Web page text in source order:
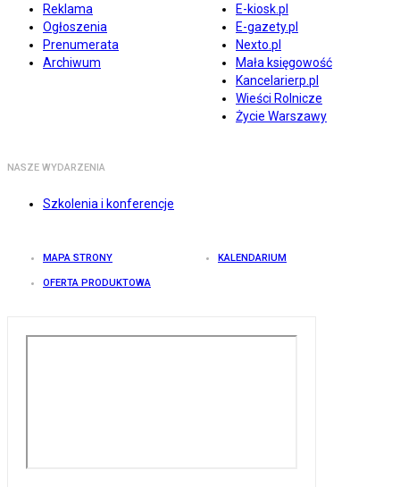
Reklama
Ogłoszenia
Prenumerata
Archiwum
E-kiosk.pl
E-gazety.pl
Nexto.pl
Mała księgowość
Kancelarierp.pl
Wieści Rolnicze
Życie Warszawy
NASZE WYDARZENIA
Szkolenia i konferencje
MAPA STRONY KALENDARIUM
OFERTA PRODUKTOWA